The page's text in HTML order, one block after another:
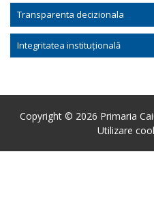
Transparenta decizionala
Integritatea instituțională
Copyright © 2026 Primaria
Utilizare